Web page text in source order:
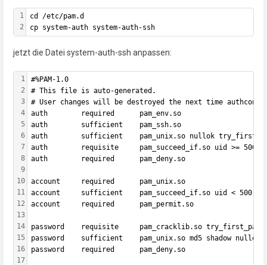
1
2
cd /etc/pam.d
cp system-auth system-auth-ssh
jetzt die Datei system-auth-ssh anpassen:
1
2
3
4
5
6
7
8
9
10
11
12
13
14
15
16
17
#%PAM-1.0
# This file is auto-generated.
# User changes will be destroyed the next time
auth        required      pam_env.so
auth        sufficient    pam_ssh.so
auth        sufficient    pam_unix.so nullok
auth        requisite     pam_succeed_if.so uid >= 500
auth        required      pam_deny.so
account     required      pam_unix.so
account     sufficient    pam_succeed_if.so uid < 500
account     required      pam_permit.so
password    requisite     pam_cracklib.so try_first_pass
password    sufficient    pam_unix.so md5 shadow nullok
password    required      pam_deny.so